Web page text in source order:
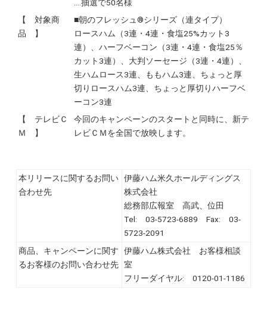
‥‥抽選で50名様
【 対象商
品 】
■朝のフレッシュ®シリーズ（連タイプ）
ロースハム（3連・4連・食塩25%カット3
連）、ハーフベーコン（3連・4連・食塩25％
カット3連）、大判ソーセージ（3連・4連）、
生ハムロース3連、ももハム3連、ちょっと厚
切りロースハム3連、ちょっと厚切りハーフベ
ーコン3連
【 テレビＣ
Ｍ 】
今回のキャンペーンのスタートと同時に、新テ
レビＣＭを全国で放映します。
本リリースに関するお問い
合わせ先
伊藤ハム米久ホールディングス
株式会社
総務部広報室 高武、位田
Tel: 03-5723-6889 Fax: 03-
5723-2091
商品、キャンペーンに関す
るお客様のお問い合わせ先
伊藤ハム株式会社 お客様相談
室
フリーダイヤル: 0120-01-1186